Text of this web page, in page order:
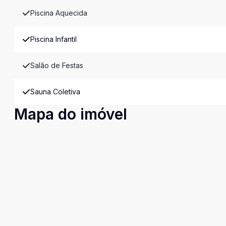
Piscina Aquecida
Piscina Infantil
Salão de Festas
Sauna Coletiva
Mapa do imóvel